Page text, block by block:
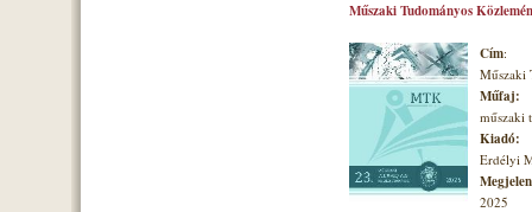
Műszaki Tudományos
Cím:
Műszaki
Műfaj:
műszaki
Kiadó:
Erdélyi
2025